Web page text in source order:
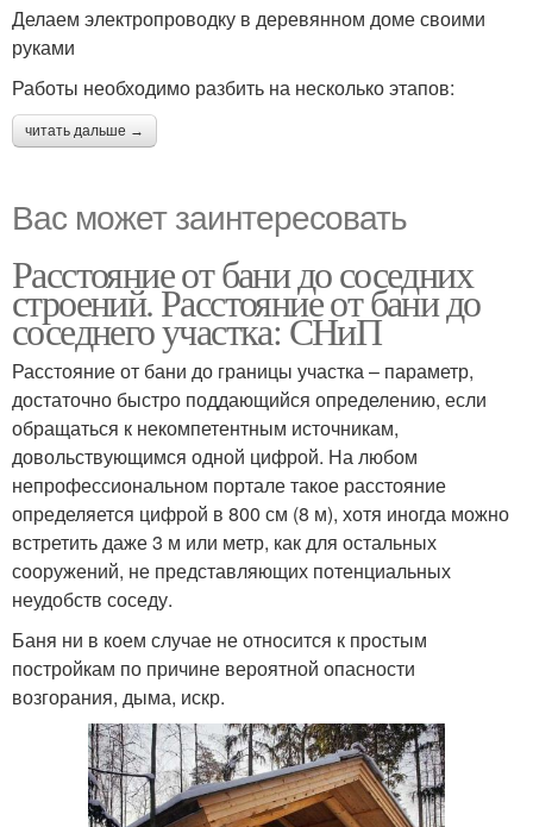
Делаем электропроводку в деревянном доме своими
руками
Работы необходимо разбить на несколько этапов:
читать дальше →
Вас может заинтересовать
Расстояние от бани до соседних
строений. Расстояние от бани до
соседнего участка: СНиП
Расстояние от бани до границы участка – параметр,
достаточно быстро поддающийся определению, если
обращаться к некомпетентным источникам,
довольствующимся одной цифрой. На любом
непрофессиональном портале такое расстояние
определяется цифрой в 800 см (8 м), хотя иногда можно
встретить даже 3 м или метр, как для остальных
сооружений, не представляющих потенциальных
неудобств соседу.
Баня ни в коем случае не относится к простым
постройкам по причине вероятной опасности
возгорания, дыма, искр.